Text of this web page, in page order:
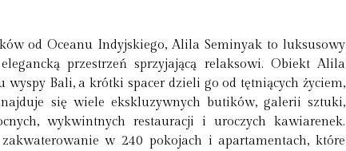
od Oceanu Indyjskiego, Alila Seminyak to luksusowy
przestrzeń sprzyjającą relaksowi. Obiekt Alila
wyspy Bali, a krótki spacer dzieli go od tętniących życiem,
się wiele ekskluzywnych butików, galerii sztuki,
wykwintnych restauracji i uroczych kawiarenek.
w 240 pokojach i apartamentach, które